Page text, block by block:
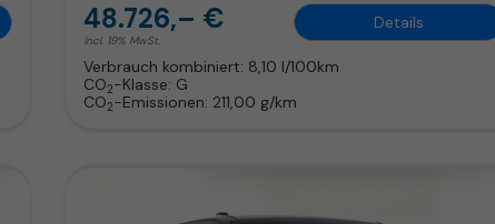
48.726,– €
incl. 19% MwSt.
Details
Verbrauch kombiniert: 8,10 l/100km
CO2-Klasse: G
CO2-Emissionen: 211,00 g/km